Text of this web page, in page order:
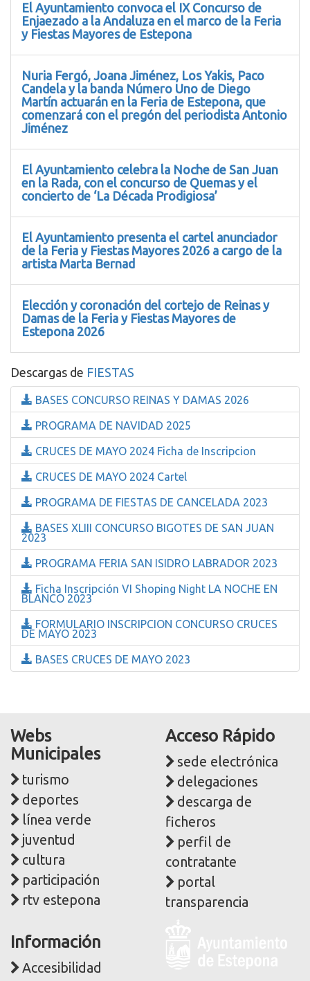
El Ayuntamiento convoca el IX Concurso de
Enjaezado a la Andaluza en el marco de la Feria
y Fiestas Mayores de Estepona
Nuria Fergó, Joana Jiménez, Los Yakis, Paco
Candela y la banda Número Uno de Diego
Martín actuarán en la Feria de Estepona, que
comenzará con el pregón del periodista Antonio
Jiménez
El Ayuntamiento celebra la Noche de San Juan
en la Rada, con el concurso de Quemas y el
concierto de ‘La Década Prodigiosa’
El Ayuntamiento presenta el cartel anunciador
de la Feria y Fiestas Mayores 2026 a cargo de la
artista Marta Bernad
Elección y coronación del cortejo de Reinas y
Damas de la Feria y Fiestas Mayores de
Estepona 2026
Descargas de FIESTAS
BASES CONCURSO REINAS Y DAMAS 2026
PROGRAMA DE NAVIDAD 2025
CRUCES DE MAYO 2024 Ficha de Inscripcion
CRUCES DE MAYO 2024 Cartel
PROGRAMA DE FIESTAS DE CANCELADA 2023
BASES XLIII CONCURSO BIGOTES DE SAN JUAN
2023
PROGRAMA FERIA SAN ISIDRO LABRADOR 2023
Ficha Inscripción VI Shoping Night LA NOCHE EN
BLANCO 2023
FORMULARIO INSCRIPCION CONCURSO CRUCES
DE MAYO 2023
BASES CRUCES DE MAYO 2023
Webs
Municipales
turismo
deportes
línea verde
juventud
cultura
participación
rtv estepona
Acceso Rápido
sede electrónica
delegaciones
descarga de
ficheros
perfil de
contratante
portal
transparencia
Información
Accesibilidad